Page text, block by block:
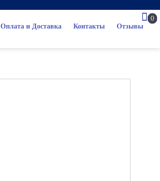
Оплата и Доставка Контакты Отзывы
0